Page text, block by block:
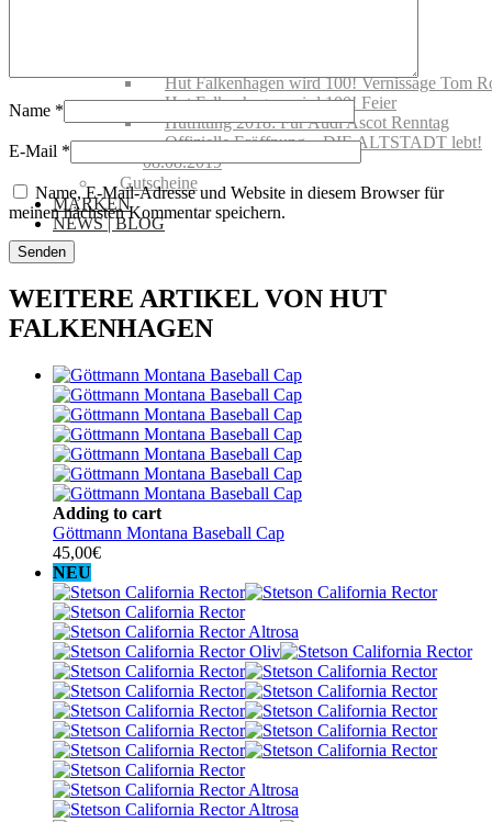
Hut Falkenhagen wird 100! Vernissage Tom
Hut Falkenhagen wird 100! Feier
Hutfitting 2018: Für Audi Ascot Renntag
Offizielle Eröffnung – DIE ALTSTADT lebt!
08.08.2019
Gutscheine
MARKEN
NEWS | BLOG
Name *
E-Mail *
Name, E-Mail-Adresse und Website in diesem Browser für
meinen nächsten Kommentar speichern.
WEITERE ARTIKEL VON HUT
FALKENHAGEN
Adding to cart
Göttmann Montana Baseball Cap
45,00€
NEU